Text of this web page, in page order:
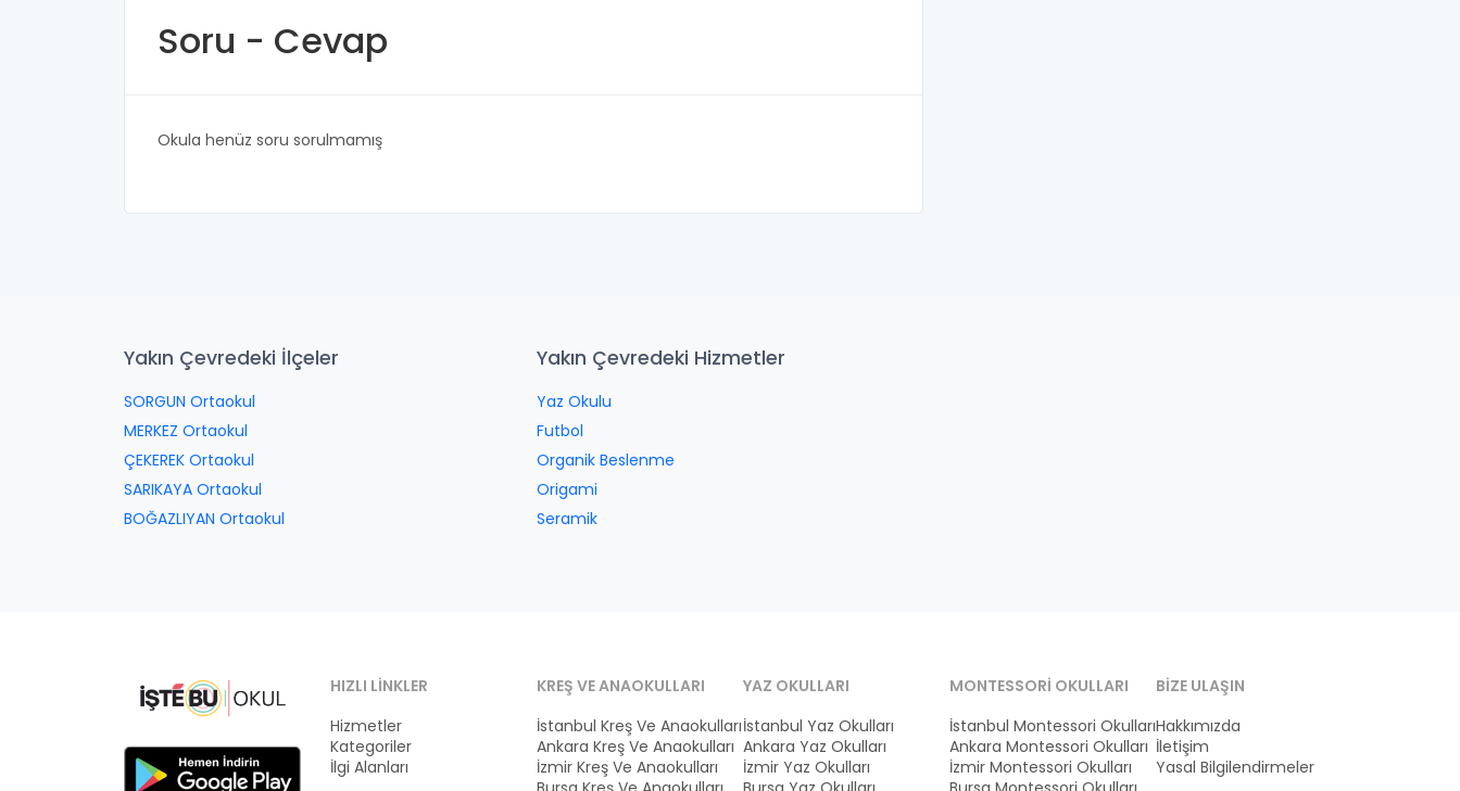
Soru - Cevap
Okula henüz soru sorulmamış
Yakın Çevredeki İlçeler
SORGUN Ortaokul
MERKEZ Ortaokul
ÇEKEREK Ortaokul
SARIKAYA Ortaokul
BOĞAZLIYAN Ortaokul
Yakın Çevredeki Hizmetler
Yaz Okulu
Futbol
Organik Beslenme
Origami
Seramik
HIZLI LINKLER
Hizmetler
Kategoriler
İlgi Alanları
KREŞ VE ANAOKULLARI
İstanbul Kreş Ve Anaokulları
Ankara Kreş Ve Anaokulları
İzmir Kreş Ve Anaokulları
YAZ OKULLARI
İstanbul Yaz Okulları
Ankara Yaz Okulları
İzmir Yaz Okulları
MONTESSORI OKULLARI
İstanbul Montessori Okulları
Ankara Montessori Okulları
İzmir Montessori Okulları
BIZE ULAŞIN
Hakkımızda
İletişim
Yasal Bilgilendirmeler